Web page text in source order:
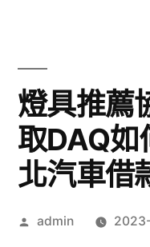
燈具推薦
取DAQ如
北汽車借
作
admin